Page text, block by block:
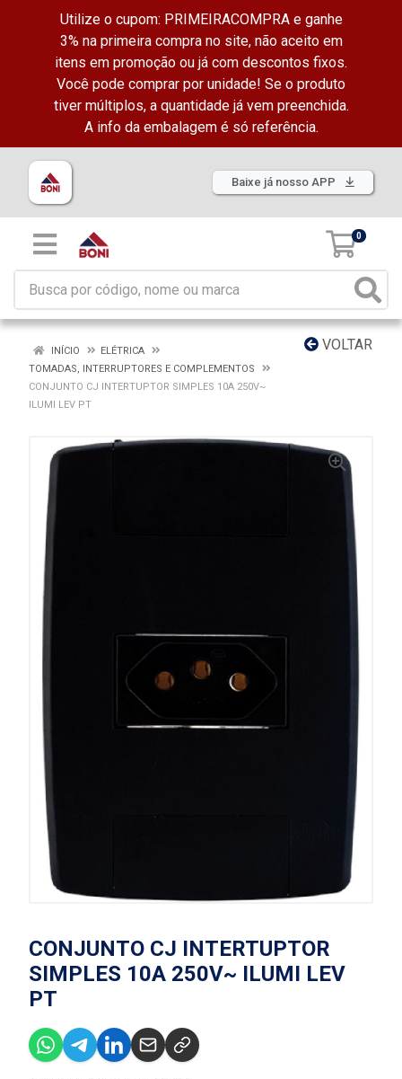
Utilize o cupom: PRIMEIRACOMPRA e ganhe
3% na primeira compra no site, não aceito em
itens em promoção ou já com descontos fixos.
Você pode comprar por unidade! Se o produto
tiver múltiplos, a quantidade já vem preenchida.
A info da embalagem é só referência.
Baixe já nosso APP
0
VOLTAR
INÍCIO
ELÉTRICA
TOMADAS, INTERRUPTORES E COMPLEMENTOS
CONJUNTO CJ INTERTUPTOR SIMPLES 10A 250V~
ILUMI LEV PT
CONJUNTO CJ INTERTUPTOR
SIMPLES 10A 250V~ ILUMI LEV
PT